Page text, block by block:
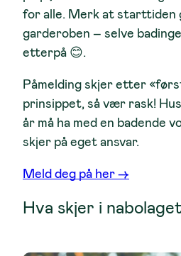
for alle. Merk at starttiden
garderoben – selve
etterpå 😊.
Påmelding skjer etter
prinsippet, så vær rask!
år må ha med en badende
skjer på eget ansvar.
Meld deg på her ->
Hva skjer i nabolaget